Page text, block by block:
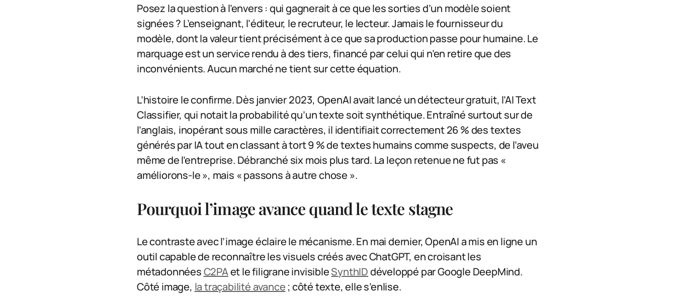
Posez la question à l’envers : qui gagnerait à ce que les sorties d’un modèle soient
signées ? L’enseignant, l’éditeur, le recruteur, le lecteur. Jamais le fournisseur du
modèle, dont la valeur tient précisément à ce que sa production passe pour humaine. Le
marquage est un service rendu à des tiers, financé par celui qui n’en retire que des
inconvénients. Aucun marché ne tient sur cette équation.
L’histoire le confirme. Dès janvier 2023, OpenAI avait lancé un détecteur gratuit, l’AI Text
Classifier, qui notait la probabilité qu’un texte soit synthétique. Entraîné surtout sur de
l’anglais, inopérant sous mille caractères, il identifiait correctement 26 % des textes
générés par IA tout en classant à tort 9 % de textes humains comme suspects, de l’aveu
même de l’entreprise. Débranché six mois plus tard. La leçon retenue ne fut pas «
améliorons-le », mais « passons à autre chose ».
Pourquoi l’image avance quand le texte stagne
Le contraste avec l’image éclaire le mécanisme. En mai dernier, OpenAI a mis en ligne un
outil capable de reconnaître les visuels créés avec ChatGPT, en croisant les
métadonnéesC2PAet le filigrane invisibleSynthIDdéveloppé par Google DeepMind.
Côté image, la traçabilité avance ; côté texte, elle s’enlise.